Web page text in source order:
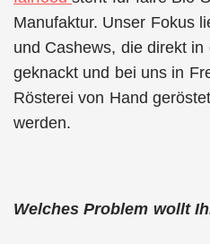
Manufaktur. Unser Fokus
und Cashews, die direkt in
geknackt und bei uns in
Rösterei von Hand
werden.
Welches Problem wollt